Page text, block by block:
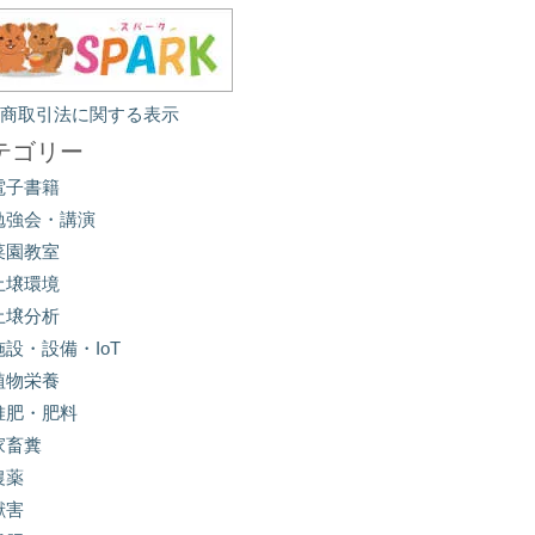
取引法に関する表示
ゴリー
子書籍
強会・講演
園教室
壌環境
壌分析
設・設備・IoT
物栄養
肥・肥料
畜糞
薬
害